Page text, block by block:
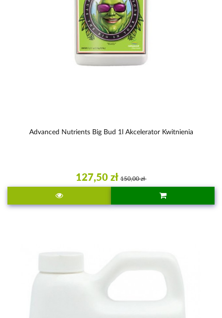
Advanced Nutrients Big Bud 1l Akcelerator Kwitnienia
127,50 zł 150,00 zł